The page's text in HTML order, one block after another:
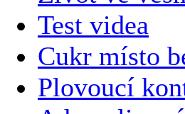
Test videa
Cukr místo
Plovoucí